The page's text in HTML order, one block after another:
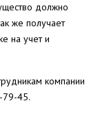
должно
же получает
на учет и
компании
79-45.